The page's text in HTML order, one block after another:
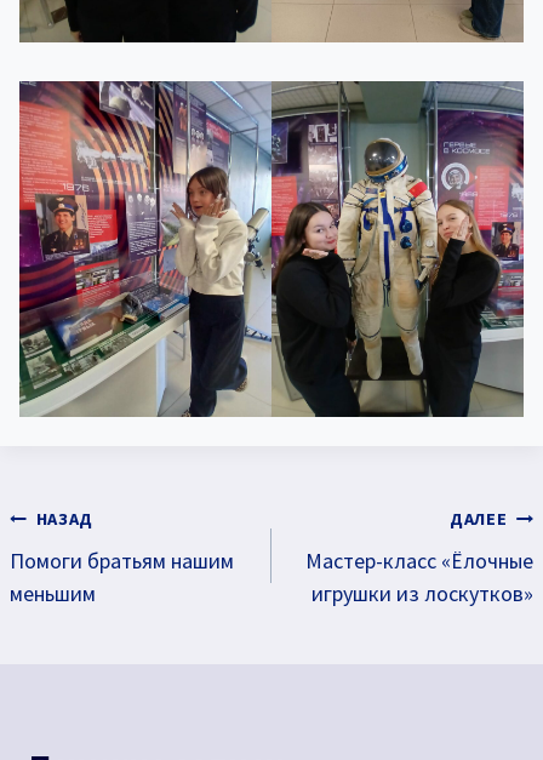
Навигация
по
НАЗАД
Помоги братьям нашим
меньшим
ДАЛЕЕ
Мастер-класс «Ёлочные
игрушки из лоскутков»